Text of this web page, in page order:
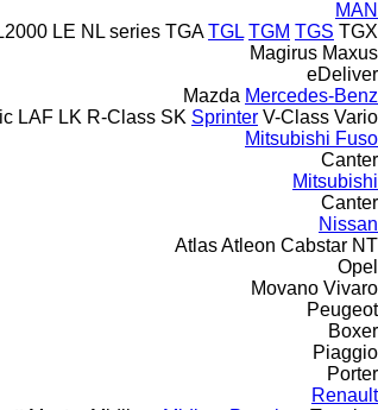
MAN
LE NL series TGA TGL TGM TGS TGX
Magirus Maxus
eDeliver
Mazda Mercedes-Benz
LAF LK R-Class SK Sprinter V-Class Vario
Mitsubishi Fuso
Canter
Mitsubishi
Canter
Nissan
AtlasAtleon Cabstar NT
Opel
Movano Vivaro
Peugeot
Boxer
Piaggio
Porter
Renault